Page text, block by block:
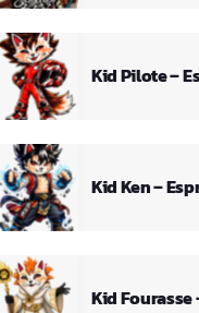
Kid Pilote –
Kid Ken –
Kid Fourasse